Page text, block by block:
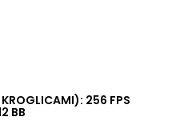
256 FPS
BB